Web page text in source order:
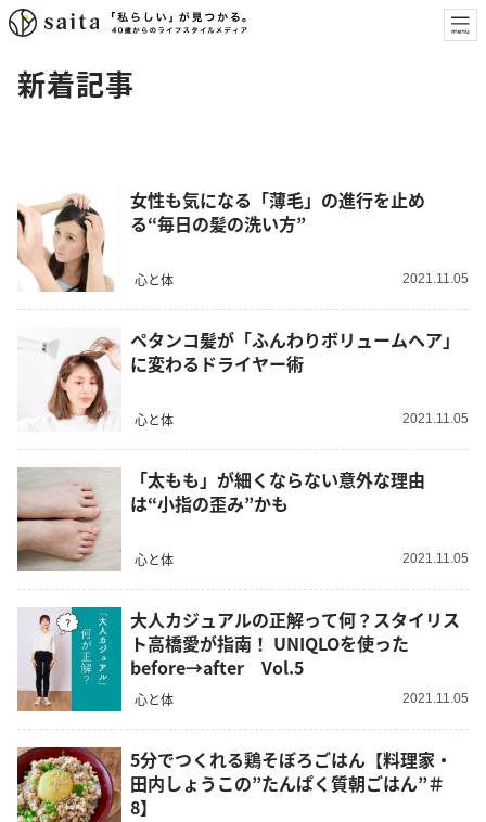
新着記事
女性も気になる「薄毛」の進行を止め
る“毎日の髪の洗い方”
心と体 2021.11.05
ペタンコ髪が「ふんわりボリュームヘア」
に変わるドライヤー術
心と体 2021.11.05
「太もも」が細くならない意外な理由
は“小指の歪み”かも
心と体 2021.11.05
大人カジュアルの正解って何？スタイリス
ト高橋愛が指南！ UNIQLOを使った
before→after Vol.5
心と体 2021.11.05
5分でつくれる鶏そぼろごはん【料理家・
田内しょうこの”たんぱく質朝ごはん”＃
8】